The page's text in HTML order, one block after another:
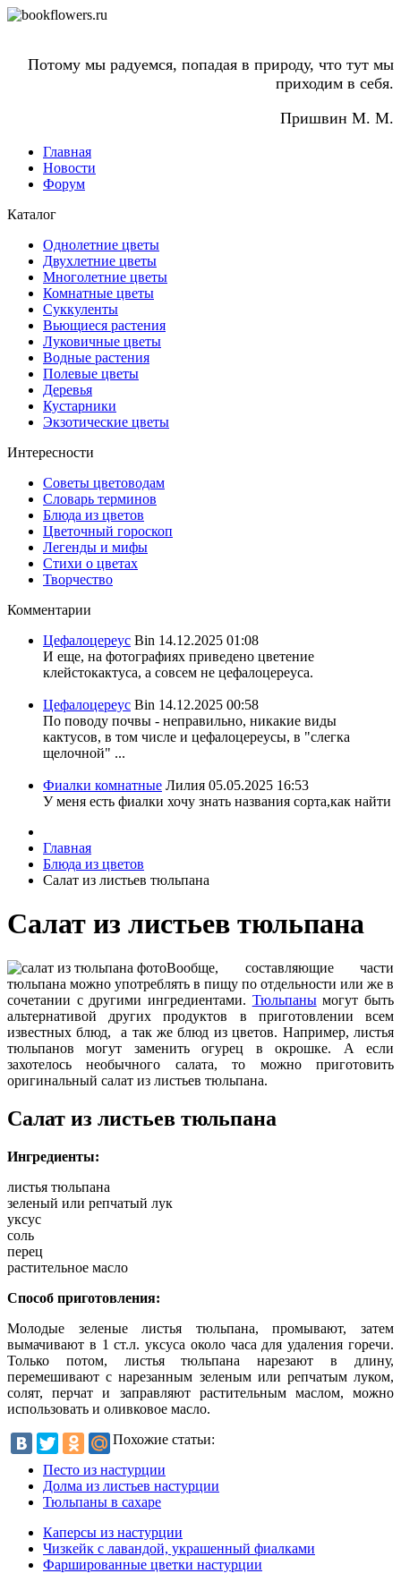
Потому мы радуемся, попадая в природу, что тут мы
приходим в себя.
Пришвин М. М.
Главная
Новости
Форум
Каталог
Однолетние цветы
Двухлетние цветы
Многолетние цветы
Комнатные цветы
Суккуленты
Вьющиеся растения
Луковичные цветы
Водные растения
Полевые цветы
Деревья
Кустарники
Экзотические цветы
Интересности
Советы цветоводам
Словарь терминов
Блюда из цветов
Цветочный гороскоп
Легенды и мифы
Стихи о цветах
Творчество
Комментарии
Цефалоцереус Bin 14.12.2025 01:08
И еще, на фотографиях приведено цветение
клейстокактуса, а совсем не цефалоцереуса.
Цефалоцереус Bin 14.12.2025 00:58
По поводу почвы - неправильно, никакие виды
кактусов, в том числе и цефалоцереусы, в "слегка
щелочной" ...
Фиалки комнатные Лилия 05.05.2025 16:53
У меня есть фиалки хочу знать названия сорта,как найти
Главная
Блюда из цветов
Салат из листьев тюльпана
Салат из листьев тюльпана
Вообще, составляющие части
тюльпана можно употреблять в пищу по отдельности или же в
сочетании с другими ингредиентами. Тюльпанымогут быть
альтернативой других продуктов в приготовлении всем
известных блюд, а так же блюд из цветов. Например, листья
тюльпанов могут заменить огурец в окрошке. А если
захотелось необычного салата, то можно приготовить
оригинальный салат из листьев тюльпана.
Салат из листьев тюльпана
Ингредиенты:
листья тюльпана
зеленый или репчатый лук
уксус
соль
перец
растительное масло
Способ приготовления:
Молодые зеленые листья тюльпана, промывают, затем
вымачивают в 1 ст.л. уксуса около часа для удаления горечи.
Только потом, листья тюльпана нарезают в длину,
перемешивают с нарезанным зеленым или репчатым луком,
солят, перчат и заправляют растительным маслом, можно
использовать и оливковое масло.
Похожие статьи:
Песто из настурции
Долма из листьев настурции
Тюльпаны в сахаре
Каперсы из настурции
Чизкейк с лавандой, украшенный фиалками
Фаршированные цветки настурции